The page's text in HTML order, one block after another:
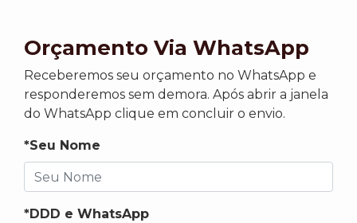
Orçamento Via WhatsApp
Receberemos seu orçamento no WhatsApp e
responderemos sem demora. Após abrir a janela
do WhatsApp clique em concluir o envio.
*Seu Nome
*DDD e WhatsApp